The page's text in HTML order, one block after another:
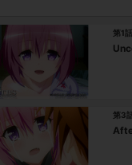
第1話
第3